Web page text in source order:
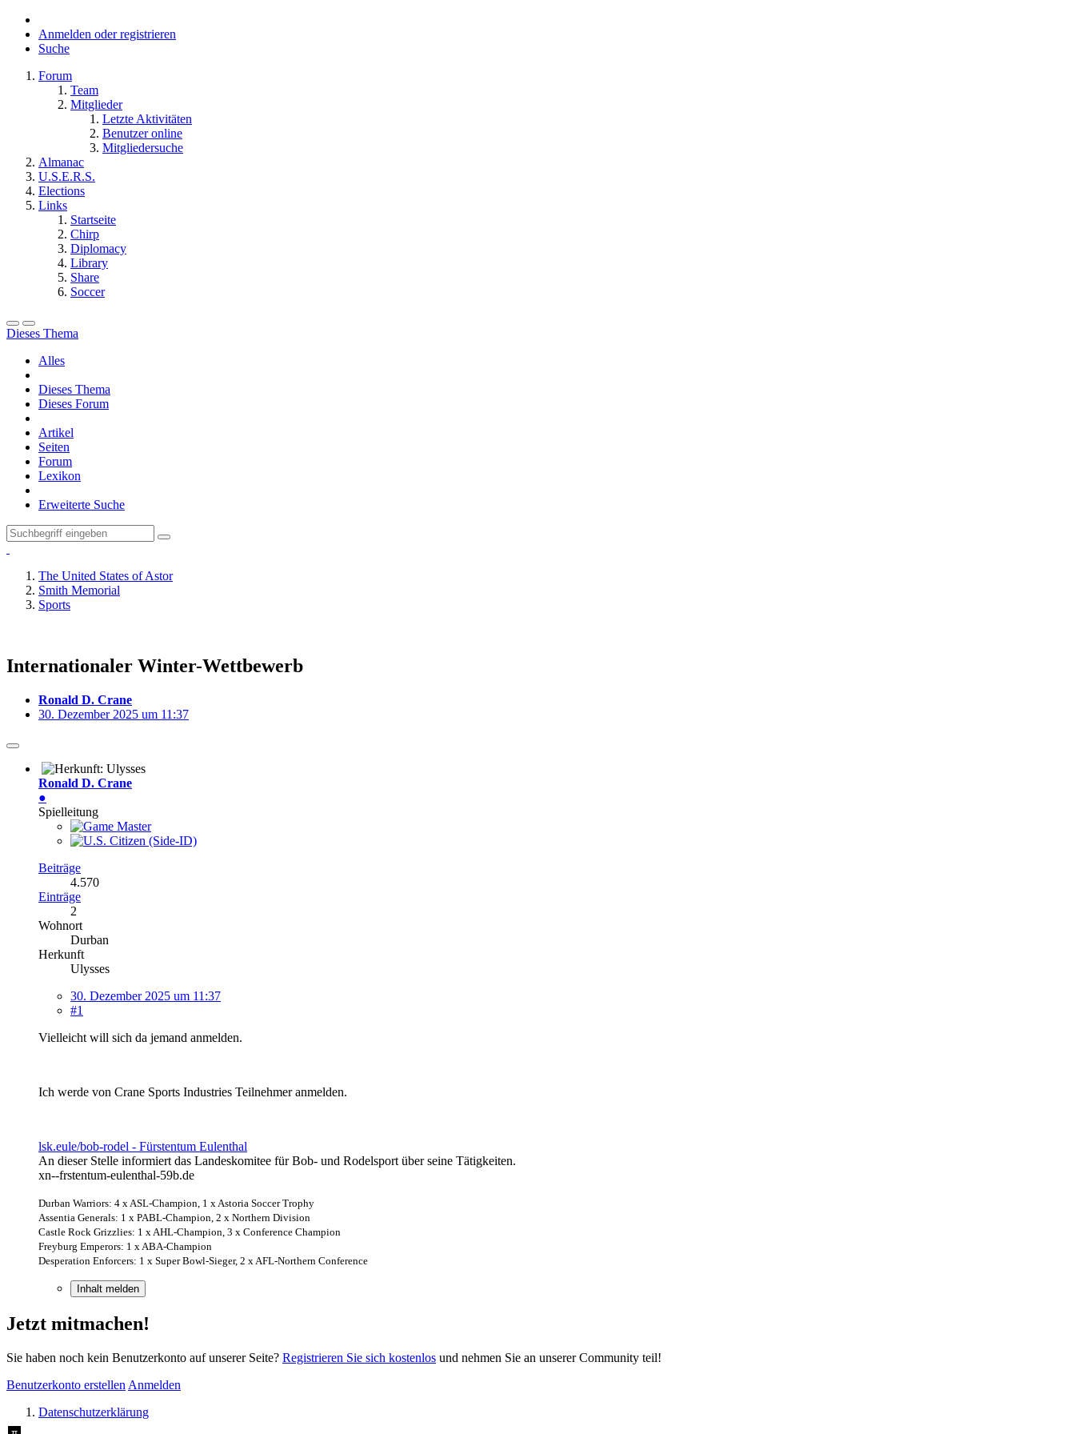
Anmelden oder registrieren
Suche
Forum
Team
Mitglieder
Letzte Aktivitäten
Benutzer online
Mitgliedersuche
Almanac
U.S.E.R.S.
Elections
Links
Startseite
Chirp
Diplomacy
Library
Share
Soccer
Dieses Thema
Alles
Dieses Thema
Dieses Forum
Artikel
Seiten
Forum
Lexikon
Erweiterte Suche
The United States of Astor
Smith Memorial
Sports
Internationaler Winter-Wettbewerb
Ronald D. Crane
30. Dezember 2025 um 11:37
Ronald D. Crane
●
Spielleitung
Beiträge
4.570
Einträge
2
Wohnort
Durban
Herkunft
Ulysses
30. Dezember 2025 um 11:37
#1
Vielleicht will sich da jemand anmelden.
Ich werde von Crane Sports Industries Teilnehmer anmelden.
lsk.eule/bob-rodel - Fürstentum Eulenthal
An dieser Stelle informiert das Landeskomitee für Bob- und Rodelsport über seine Tätigkeiten.
xn--frstentum-eulenthal-59b.de
Durban Warriors: 4 x ASL-Champion, 1 x Astoria Soccer Trophy
Assentia Generals: 1 x PABL-Champion, 2 x Northern Division
Castle Rock Grizzlies: 1 x AHL-Champion, 3 x Conference Champion
Freyburg Emperors: 1 x ABA-Champion
Desperation Enforcers: 1 x Super Bowl-Sieger, 2 x AFL-Northern Conference
Inhalt melden
Jetzt mitmachen!
Sie haben noch kein Benutzerkonto auf unserer Seite? Registrieren Sie sich kostenlos und nehmen Sie an unserer Community teil!
Benutzerkonto erstellen Anmelden
Datenschutzerklärung